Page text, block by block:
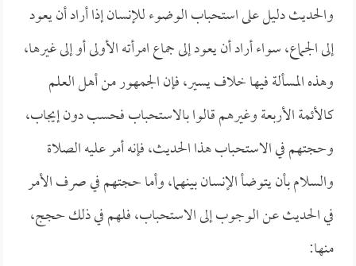
والحديث دليل على استحباب الوضوء للإنسان إذا أراد أن يعود
إلى الجماع، سواء أراد أن يعود إلى جماع امرأته الأولى أو إلى غيرها،
وهذه المسألة فيها خلاف يسير، فإن الجمهور من أهل العلم
كالأئمة الأربعة وغيرهم قالوا بالاستحباب فحسب دون إيجاب،
وحجتهم في الاستحباب هذا الحديث، فإنه أمر عليه الصلاة
والسلام بأن يتوضأ الإنسان بينهما، وأما حجتهم في صرف الأمر
في الحديث عن الوجوب إلى الاستحباب، فلهم في ذلك حجج،
منها: